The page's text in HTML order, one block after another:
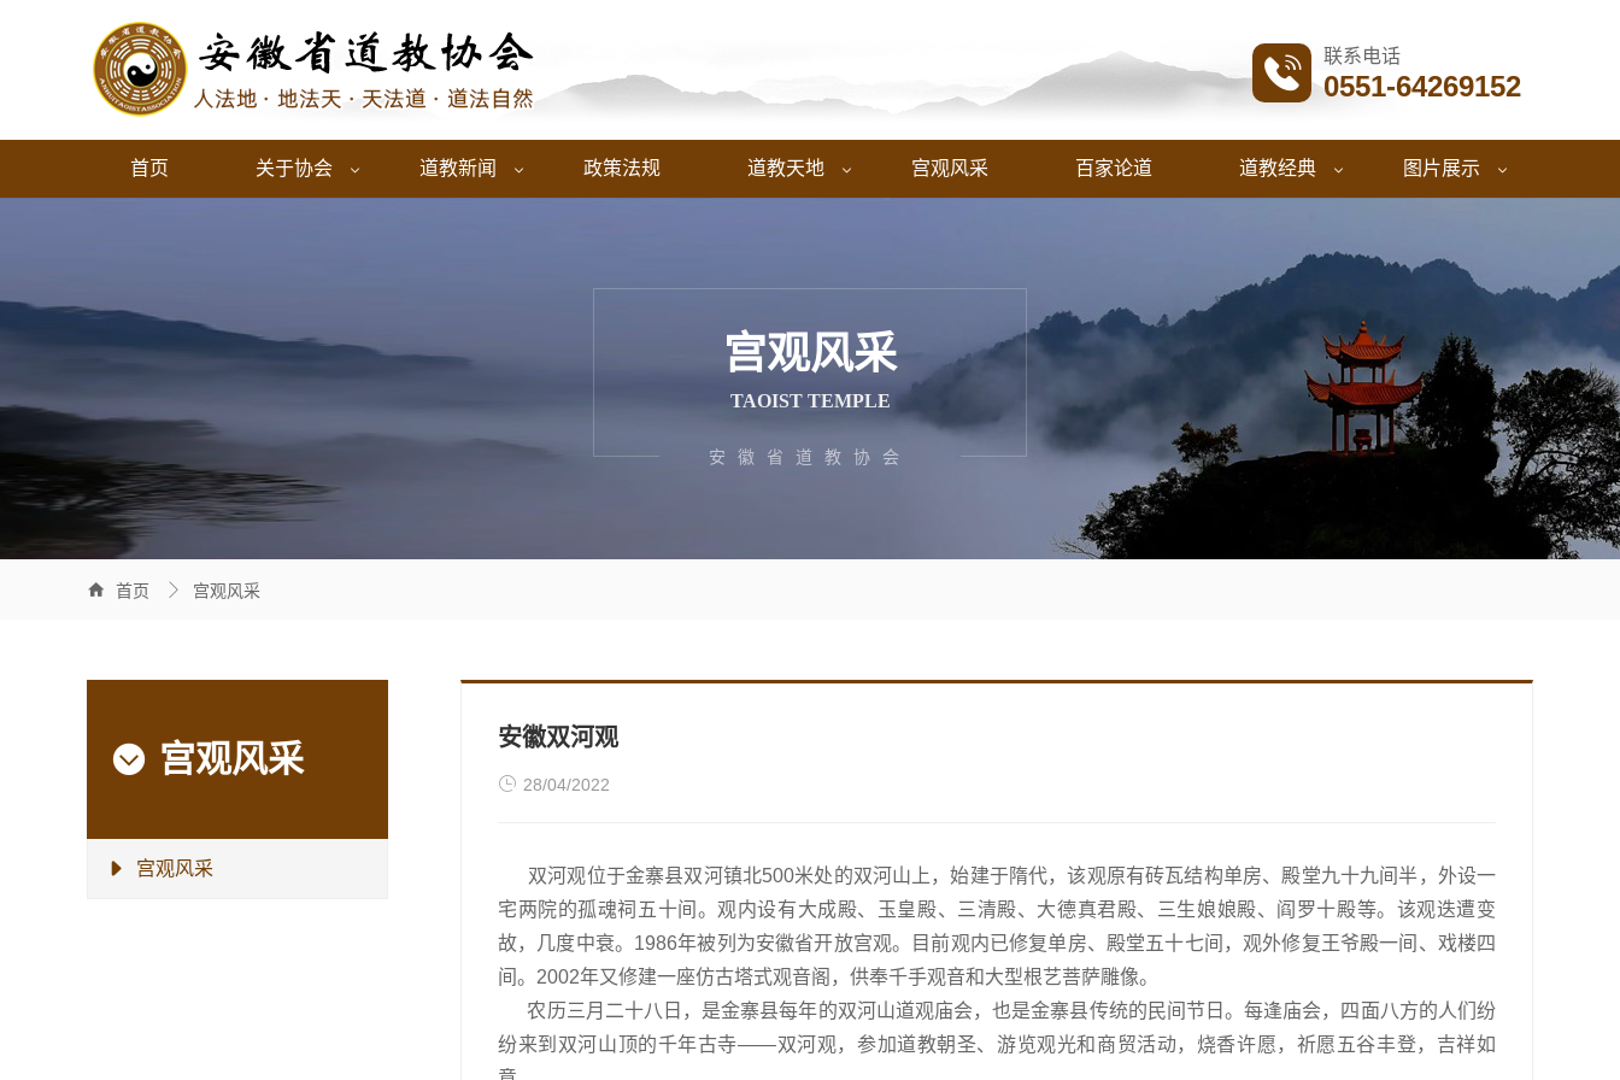
 联系电话
0551-64269152
首页 关于协会  道教新闻  政策法规 道教天地  宫观风采 百家论道 道教经典  图片展示 
宫观风采
TAOIST TEMPLE
安徽省道教协会
 首页  宫观风采
 宫观风采
 宫观风采
安徽双河观
 28/04/2022
双河观位于金寨县双河镇北500米处的双河山上，始建于隋代，该观原有砖瓦结构单房、殿堂九十九间半，外设一
宅两院的孤魂祠五十间。观内设有大成殿、玉皇殿、三清殿、大德真君殿、三生娘娘殿、阎罗十殿等。该观迭遭变
故，几度中衰。1986年被列为安徽省开放宫观。目前观内已修复单房、殿堂五十七间，观外修复王爷殿一间、戏楼四
间。2002年又修建一座仿古塔式观音阁，供奉千手观音和大型根艺菩萨雕像。
农历三月二十八日，是金寨县每年的双河山道观庙会，也是金寨县传统的民间节日。每逢庙会，四面八方的人们纷
纷来到双河山顶的千年古寺——双河观，参加道教朝圣、游览观光和商贸活动，烧香许愿，祈愿五谷丰登，吉祥如